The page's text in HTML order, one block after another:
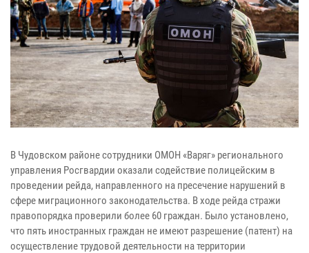
В Чудовском районе сотрудники ОМОН «Варяг» регионального
управления Росгвардии оказали содействие полицейским в
проведении рейда, направленного на пресечение нарушений в
сфере миграционного законодательства. В ходе рейда стражи
правопорядка проверили более 60 граждан. Было установлено,
что пять иностранных граждан не имеют разрешение (патент) на
осуществление трудовой деятельности на территории